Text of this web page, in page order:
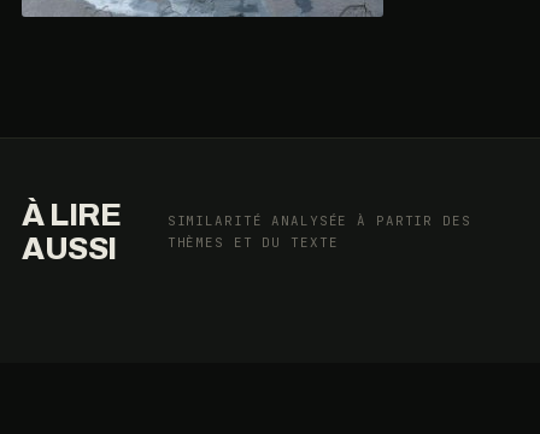
À LIRE
AUSSI
SIMILARITÉ ANALYSÉE À PARTIR DES
THÈMES ET DU TEXTE
L’ÉQUATION